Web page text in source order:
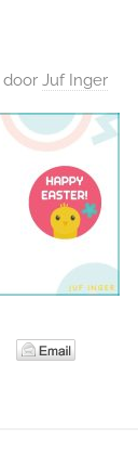
door Juf Inger